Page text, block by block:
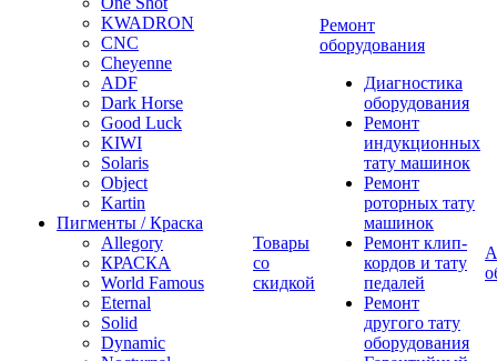
KWADRON
CNC
Cheyenne
ADF
Dark Horse
Good Luck
KIWI
Solaris
Object
Kartin
Пигменты / Краска
Allegory
КРАСКА
World Famous
Eternal
Solid
Dynamic
Товары
со
скидкой
Ремонт
оборудования
Диагностика
оборудования
Ремонт
индукционных
тату машинок
Ремонт
роторных тату
машинок
Ремонт клип-
кордов и тату
педалей
Ремонт
другого тату
оборудования